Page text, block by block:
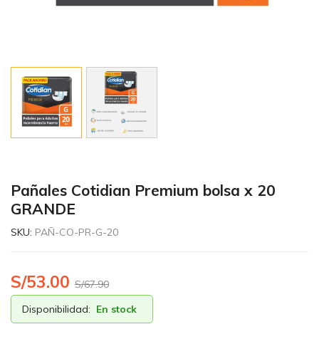
Pañales Cotidian Premium bolsa x 20
GRANDE
SKU: PAÑ-CO-PR-G-20
S/67.90
S/53.00
Disponibilidad: En stock